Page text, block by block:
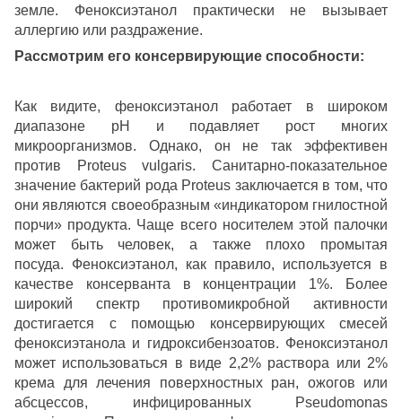
земле. Феноксиэтанол практически не вызывает
аллергию или раздражение.
Рассмотрим его консервирующие способности:
Как видите, феноксиэтанол работает в широком
диапазоне рН и подавляет рост многих
микроорганизмов. Однако, он не так эффективен
против Proteus vulgaris. Санитарно-показательное
значение бактерий рода Proteus заключается в том, что
они являются своеобразным «индикатором гнилостной
порчи» продукта. Чаще всего носителем этой палочки
может быть человек, а также плохо промытая
посуда. Феноксиэтанол, как правило, используется в
качестве консерванта в концентрации 1%. Более
широкий спектр противомикробной активности
достигается с помощью консервирующих смесей
феноксиэтанола и гидроксибензоатов. Феноксиэтанол
может использоваться в виде 2,2% раствора или 2%
крема для лечения поверхностных ран, ожогов или
абсцессов, инфицированных Pseudomonas